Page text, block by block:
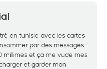
en tunisie avec les cartes
par des messages
millimes et ça me vude mes
et garder mon